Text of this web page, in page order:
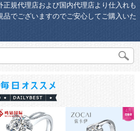
正規代理店および国内代理店より仕入れも
品でございますのでご安心してご購入いた